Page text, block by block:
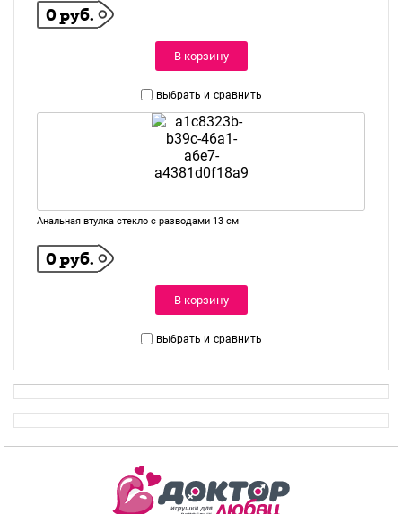
0 руб.
В корзину
выбрать и сравнить
Анальная втулка стекло с разводами 13 см
0 руб.
В корзину
выбрать и сравнить